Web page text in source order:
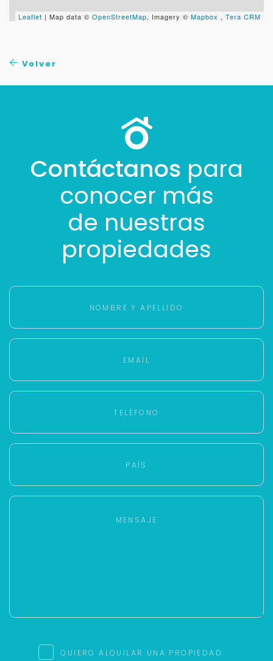
Leaflet | Map data © OpenStreetMap, Imagery © Mapbox , Tera CRM
Volver
Contáctanos para
conocer más
de nuestras
propiedades
QUIERO ALQUILAR UNA PROPIEDAD